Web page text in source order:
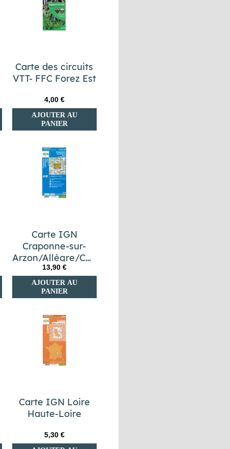
Carte des circuits
VTT- FFC Forez Est
4,00 €
AJOUTER AU
PANIER
Carte IGN
Craponne-sur-
Arzon/Allègre/Chaise-
Dieu 2734 SB
13,90 €
AJOUTER AU
PANIER
Carte IGN Loire
Haute-Loire
5,30 €